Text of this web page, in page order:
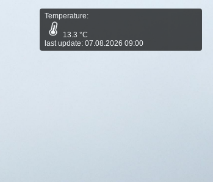
Temperature:
13.3 °C
last update: 07.08.2026 09:00